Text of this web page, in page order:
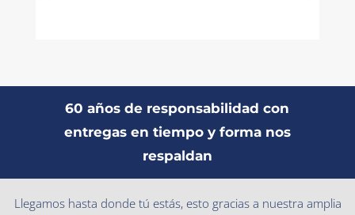
60 años de responsabilidad con
entregas en tiempo y forma nos
respaldan
Llegamos hasta donde tú estás, esto gracias a nuestra amplia